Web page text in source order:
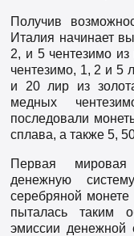
Получив
Италия начинает
2, и 5 чентезимо
чентезимо, 1, 2 и 5
и 20 лир из
медных
последовали
сплава, а также 5,
Первая мировая
денежную
серебряной
пыталась таким
эмиссии